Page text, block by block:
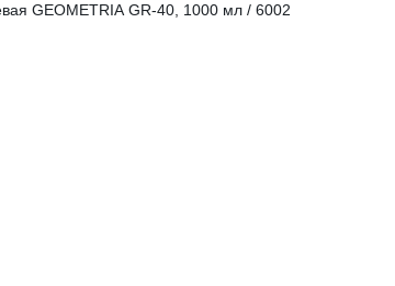
GEOMETRIA GR-40, 1000 мл / 6002